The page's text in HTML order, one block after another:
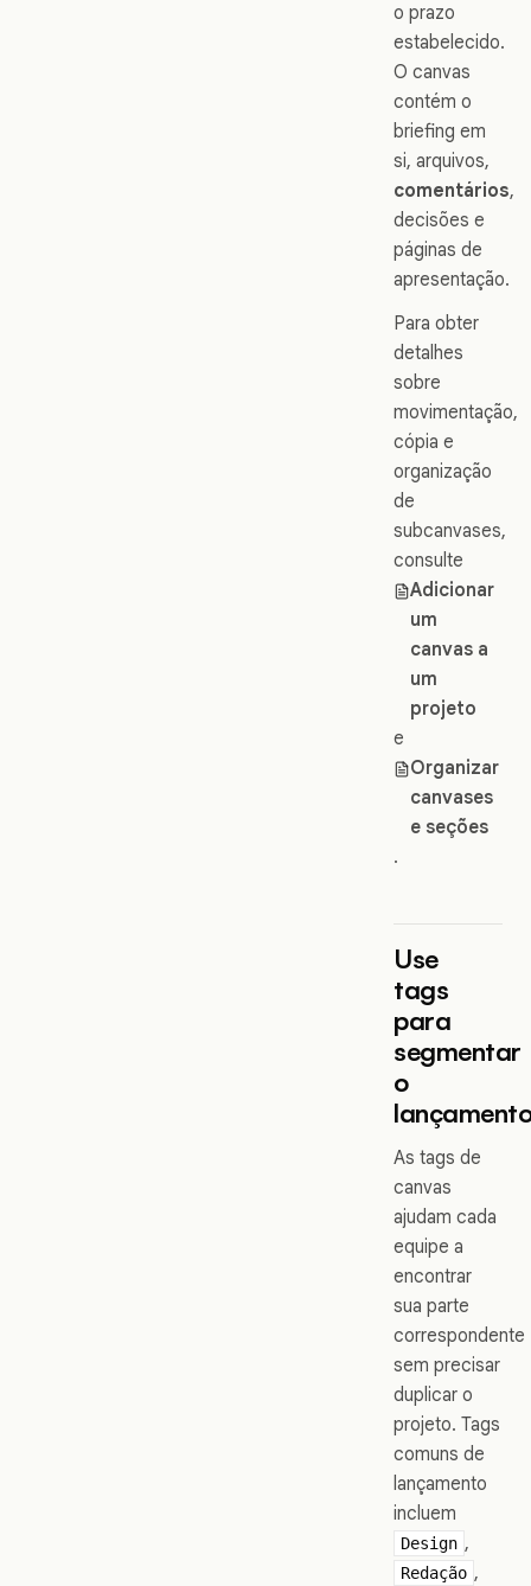
o prazo
estabelecido.
O canvas
contém o
briefing em
si, arquivos,
comentários,
decisões e
páginas de
apresentação.
Para obter
detalhes
sobre
movimentação,
cópia e
organização
de
subcanvases,
consulte
Adicionar
um
canvas a
um
projeto
e
Organizar
canvases
e seções
.
Use
tags
para
segmentar
o
As tags de
canvas
ajudam cada
equipe a
encontrar
sua parte
correspondente
sem precisar
duplicar o
projeto. Tags
comuns de
lançamento
incluem
Design ,
Redação ,